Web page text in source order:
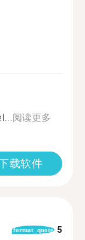
阅读更多
载软件
format_quote 5